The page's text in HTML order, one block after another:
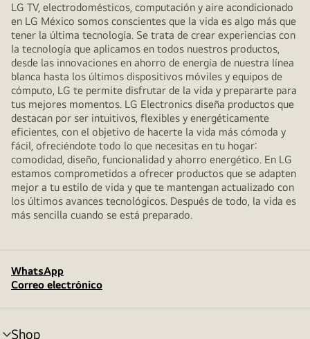
LG TV, electrodomésticos, computación y aire acondicionado
en LG México somos conscientes que la vida es algo más que
tener la última tecnología. Se trata de crear experiencias con
la tecnología que aplicamos en todos nuestros productos,
desde las innovaciones en ahorro de energía de nuestra línea
blanca hasta los últimos dispositivos móviles y equipos de
cómputo, LG te permite disfrutar de la vida y prepararte para
tus mejores momentos. LG Electronics diseña productos que
destacan por ser intuitivos, flexibles y energéticamente
eficientes, con el objetivo de hacerte la vida más cómoda y
fácil, ofreciéndote todo lo que necesitas en tu hogar:
comodidad, diseño, funcionalidad y ahorro energético. En LG
estamos comprometidos a ofrecer productos que se adapten
mejor a tu estilo de vida y que te mantengan actualizado con
los últimos avances tecnológicos. Después de todo, la vida es
más sencilla cuando se está preparado.
WhatsApp
Correo electrónico
Shop